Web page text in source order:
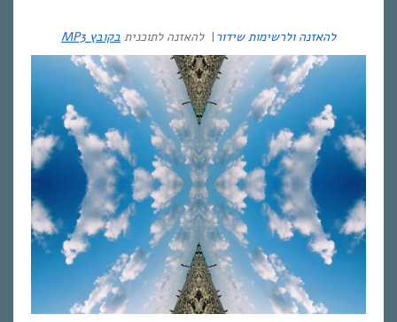
להאזנה ולרשימות שידור |להאזנה לתוכנית בקובץ MP3